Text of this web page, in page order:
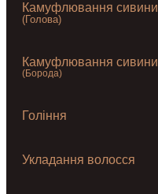
Камуфлювання сивини
(Голова)
Камуфлювання сивини
(Борода)
Гоління
Укладання волосся